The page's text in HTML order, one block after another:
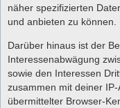
näher spezifizierten
und anbieten zu können.
Darüber hinaus ist der
Interessenabwägung
sowie den Interessen
zusammen mit deiner
übermittelter Browser-